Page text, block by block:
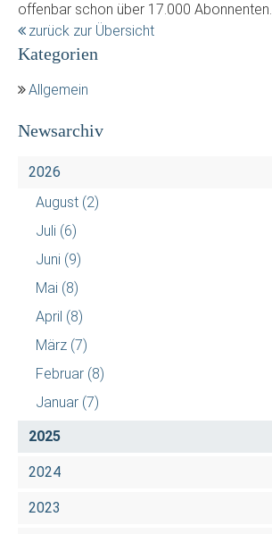
offenbar schon über 17.000 Abonnenten.
zurück zur Übersicht
Kategorien
Allgemein
Newsarchiv
2026
August (2)
Juli (6)
Juni (9)
Mai (8)
April (8)
März (7)
Februar (8)
Januar (7)
2025
2024
2023